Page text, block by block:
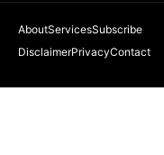
AboutServicesSubscribe
DisclaimerPrivacyContact